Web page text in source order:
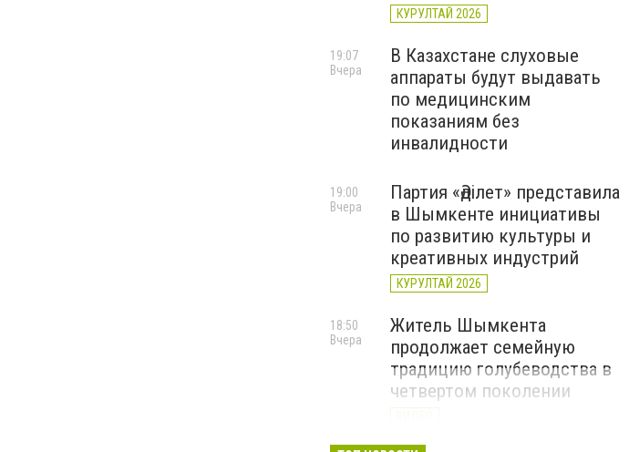
КУРУЛТАЙ 2026
В Казахстане слуховые
аппараты будут выдавать
по медицинским
показаниям без
инвалидности
19:07
Вчера
Партия «Әділет» представила
в Шымкенте инициативы
по развитию культуры и
креативных индустрий
КУРУЛТАЙ 2026
19:00
Вчера
Житель Шымкента
продолжает семейную
традицию голубеводства в
четвертом поколении
18:50
Вчера